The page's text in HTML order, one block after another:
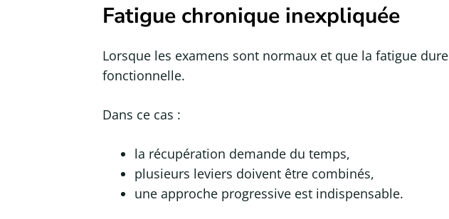
Fatigue chronique inexpliquée
Lorsque les examens sont normaux et que la fatigue
fonctionnelle.
Dans ce cas :
la récupération demande du temps,
plusieurs leviers doivent être combinés,
une approche progressive est indispensable.